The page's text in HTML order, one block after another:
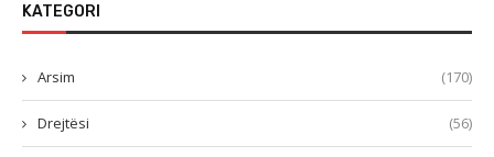
KATEGORI
Arsim (170)
Drejtësi (56)